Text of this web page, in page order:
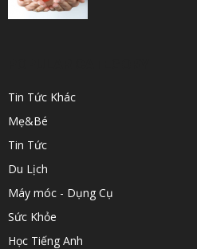
Tin Tức Khác
Mẹ&Bé
Tin Tức
Du Lịch
Máy móc - Dụng Cụ
Sức Khỏe
Học Tiếng Anh